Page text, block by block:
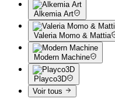
Alkemia Art
Valeria Momo & Mattia
Modern Machine
Playco3D
Voir tous